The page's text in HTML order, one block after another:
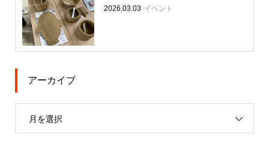
2026.03.03 イベント
アーカイブ
月を選択